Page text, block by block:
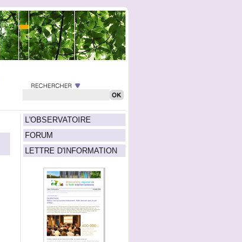
L'OBSERVATOIRE
FORUM
LETTRE D'INFORMATION